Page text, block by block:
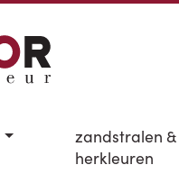
zandstralen &
herkleuren